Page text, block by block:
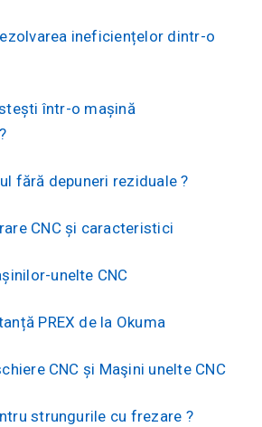
ineficiențelor dintr-o
într-o mașină
fără depuneri reziduale ?
CNC și caracteristici
unelte CNC
PREX de la Okuma
CNC și Maşini unelte CNC
strungurile cu frezare ?